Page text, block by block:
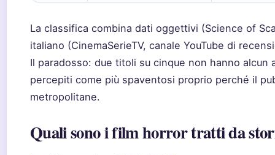
La classifica combina dati oggettivi (Science of
italiano (CinemaSerieTV, canale YouTube di
Il paradosso: due titoli su cinque non hanno alcun
percepiti come più spaventosi proprio perché il
metropolitane.
Quali sono i film horror tratti da